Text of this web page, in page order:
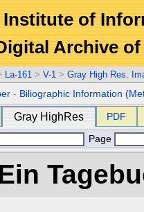
of
Archive
La-161 > V-1 > Gray High Res.
- Biliographic Information
Gray HighRes PDF
Page